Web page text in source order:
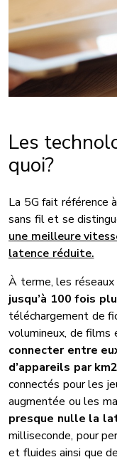
Les
quoi?
La 5G fait référence
sans fil et se
une meilleure
latence réduite.
À terme, les réseaux
jusqu’à 100 fois
téléchargement de
volumineux, de films
connecter entre
d’appareils par km2
connectés pour les
augmentée ou les
presque nulle la
milliseconde, pour
et fluides ainsi que